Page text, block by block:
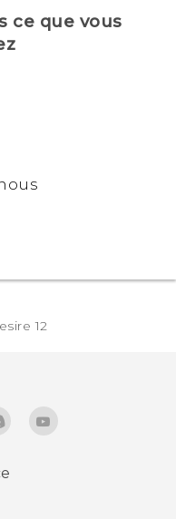
ce que vous
12‎